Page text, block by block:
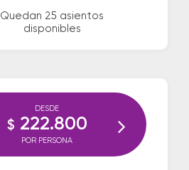
Quedan 25 asientos
disponibles
DESDE
$ 222.800
POR PERSONA